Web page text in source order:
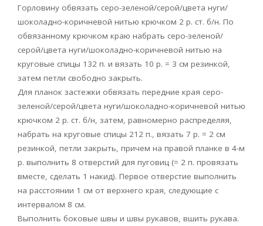
Горловину обвязать серо-зеленой/серой/цвета нуги/
шоколадно-коричневой нитью крючком 2 р. ст. б/н. По
обвязанному крючком краю набрать серо-зеленой/
серой/цвета нуги/шоколадно-коричневой нитью на
круговые спицы 132 п. и вязать 10 р. = 3 см резинкой,
затем петли свободно закрыть.
Для планок застежки обвязать передние края серо-
зеленой/серой/цвета нуги/шоколадно-коричневой нитью
крючком 2 р. ст. б/н, затем, равномерно распределяя,
набрать на круговые спицы 212 п., вязать 7 р. = 2 см
резинкой, петли закрыть, причем на правой планке в 4-м
р. выполнить 8 отверстий для пуговиц (= 2 п. провязать
вместе, сделать 1 накид). Первое отверстие выполнить
на расстоянии 1 см от верхнего края, следующие с
интервалом 8 см.
Выполнить боковые швы и швы рукавов, вшить рукава.